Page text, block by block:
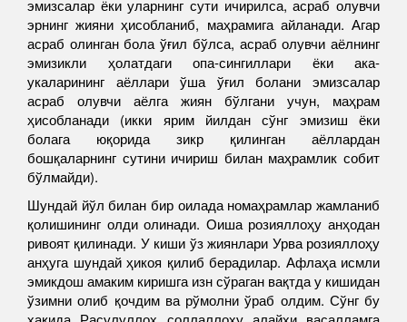
эмизсалар ёки уларнинг сути ичирилса, асраб олувчи
эрнинг жияни ҳисобланиб, маҳрамига айланади. Агар
асраб олинган бола ўғил бўлса, асраб олувчи аёлнинг
эмизикли ҳолатдаги опа-сингиллари ёки ака-
укаларининг аёллари ўша ўғил болани эмизсалар
асраб олувчи аёлга жиян бўлгани учун, маҳрам
ҳисобланади (икки ярим йилдан сўнг эмизиш ёки
болага юқорида зикр қилинган аёллардан
бошқаларнинг сутини ичириш билан маҳрамлик собит
бўлмайди).
Шундай йўл билан бир оилада номаҳрамлар жамланиб
қолишининг олди олинади. Оиша розияллоҳу анҳодан
ривоят қилинади. У киши ўз жиянлари Урва розияллоҳу
анҳуга шундай ҳикоя қилиб берадилар. Афлаҳа исмли
эмикдош амаким киришга изн сўраган вақтда у кишидан
ўзимни олиб қочдим ва рўмолни ўраб олдим. Сўнг бу